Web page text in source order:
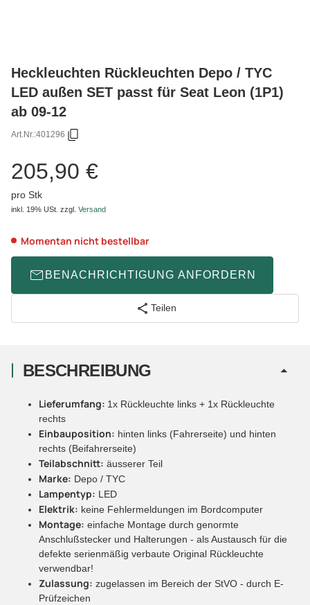
Heckleuchten Rückleuchten Depo / TYC
LED außen SET passt für Seat Leon (1P1)
ab 09-12
Art.Nr.:401296
205,90 €
pro Stk
inkl. 19% USt. zzgl. Versand
Momentan nicht bestellbar
BENACHRICHTIGUNG ANFORDERN
Teilen
BESCHREIBUNG
Lieferumfang: 1x Rückleuchte links + 1x Rückleuchte
rechts
Einbauposition: hinten links (Fahrerseite) und hinten
rechts (Beifahrerseite)
Teilabschnitt: äusserer Teil
Marke: Depo / TYC
Lampentyp: LED
Elektrik: keine Fehlermeldungen im Bordcomputer
Montage: einfache Montage durch genormte
Anschlußstecker und Halterungen - als Austausch für die
defekte serienmäßig verbaute Original Rückleuchte
verwendbar!
Zulassung: zugelassen im Bereich der StVO - durch E-
Prüfzeichen